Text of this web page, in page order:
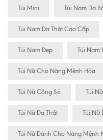
Túi Mini Túi Nam Da
Túi Nam Da Thật Cao Cấp
Túi Nam Đẹp Túi Nam
Túi Nữ Cho Nàng Mệnh Hỏa
Túi Nữ Công Sỏ Túi
Túi Nữ Da Thật Túi Nữ
Túi Nữ Dành Cho Nàng Mệnh